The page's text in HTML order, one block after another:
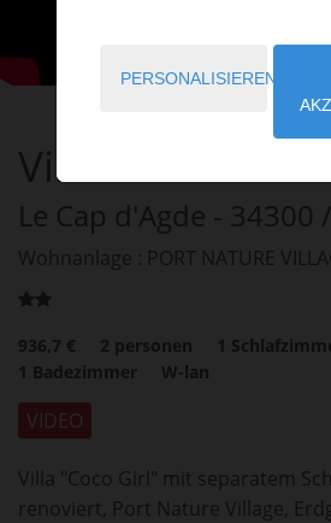
Villa COCO GIRL
Le Cap d'Agde - 34300
Wohnanlage : PORT NATURE
936,7 € 2 personen 1
1 Badezimmer W-lan
VIDEO
Villa "Coco Girl" mit separatem
renoviert, Port Nature Village,
PERSONALISIEREN